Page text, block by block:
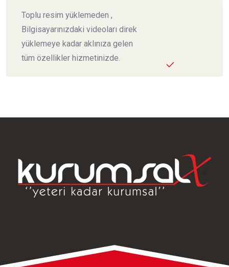
Toplu resim yüklemeden ,
Bilgisayarınızdaki videoları direk
yüklemeye kadar aklınıza gelen
tüm özellikler hizmetinizde.